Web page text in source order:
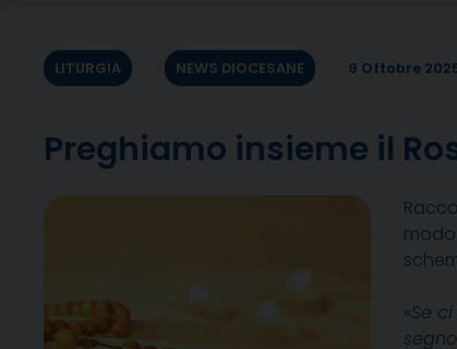
LITURGIA NEWS DIOCESANE 9 Ottobre
Preghiamo insieme il
«Se